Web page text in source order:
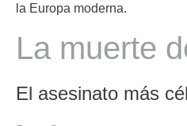
la Europa moderna.
La muerte
El asesinato más